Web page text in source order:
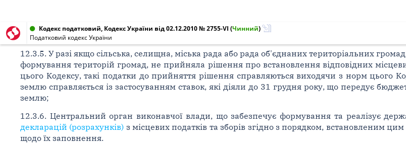
Кодекс податковий, Кодекс України від 02.12.2010 № 2755-VI (Чинний)
Податковий кодекс України